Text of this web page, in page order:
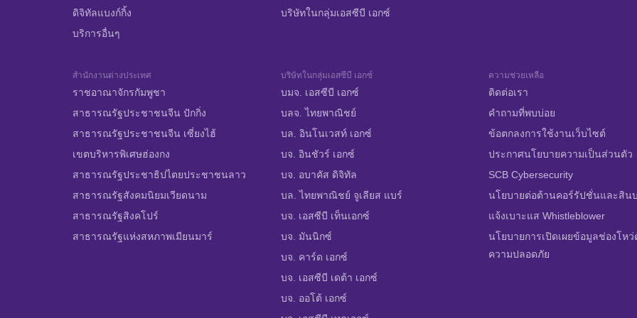
ดิจิทัลแบงก์กิ้ง
บริการอื่นๆ
บริษัทในกลุ่มเอสซีบี เอกซ์
สำนักงานต่างประเทศ
ราชอาณาจักรกัมพูชา
สาธารณรัฐประชาชนจีน ปักกิ่ง
สาธารณรัฐประชาชนจีน เซี่ยงไฮ้
เขตบริหารพิเศษฮ่องกง
สาธารณรัฐประชาธิปไตยประชาชนลาว
สาธารณรัฐสังคมนิยมเวียดนาม
สาธารณรัฐสิงคโปร์
สาธารณรัฐแห่งสหภาพเมียนมาร์
บริษัทในกลุ่มเอสซีบี เอกซ์
บมจ. เอสซีบี เอกซ์
บลจ. ไทยพาณิชย์
บล. อินโนเวสท์ เอกซ์
บจ. อินชัวร์ เอกซ์
บจ. อบาคัส ดิจิทัล
บล. ไทยพาณิชย์ จูเลียส แบร์
บจ. เอสซีบี เท็นเอกซ์
บจ. มันนิกซ์
บจ. คาร์ด เอกซ์
บจ. เอสซีบี เดต้า เอกซ์
บจ. ออโต้ เอกซ์
ความช่วยเหลือ
ติดต่อเรา
คำถามที่พบบ่อย
ข้อตกลงการใช้งานเว็บไซต์
ประกาศนโยบายความเป็นส่วนตัว
SCB Cybersecurity
นโยบายต่อต้านคอร์รัปชั่นและสิน
แจ้งเบาะแส Whistleblower
นโยบายการเปิดเผยข้อมูลช่องโห
ความปลอดภัย